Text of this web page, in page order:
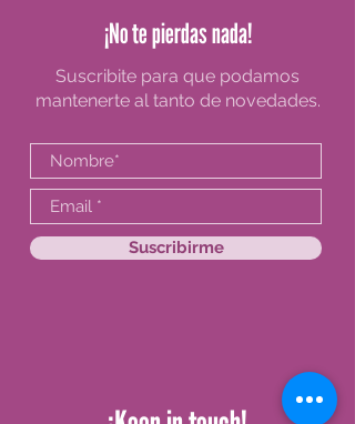
¡No te pierdas nada!
Suscribite para que podamos
mantenerte al tanto de novedades.
Suscribirme